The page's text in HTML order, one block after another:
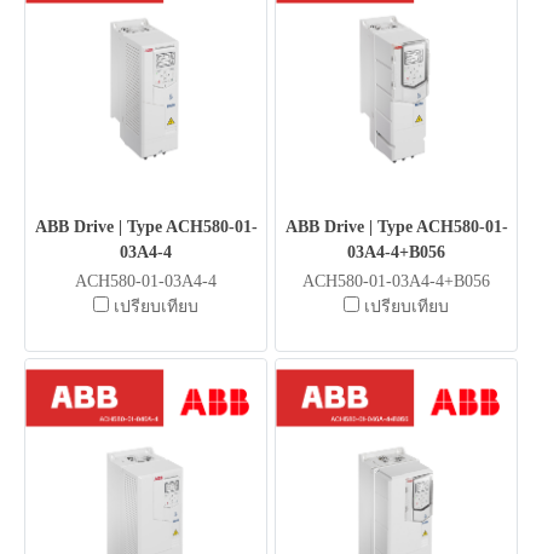
ABB Drive | Type ACH580-01-
03A4-4
ACH580-01-03A4-4
เปรียบเทียบ
ABB Drive | Type ACH580-01-
03A4-4+B056
ACH580-01-03A4-4+B056
เปรียบเทียบ